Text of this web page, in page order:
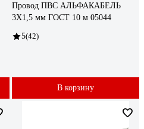
Провод ПВС АЛЬФАКАБЕЛЬ
3Х1,5 мм ГОСТ 10 м 05044
5(42)
В корзину